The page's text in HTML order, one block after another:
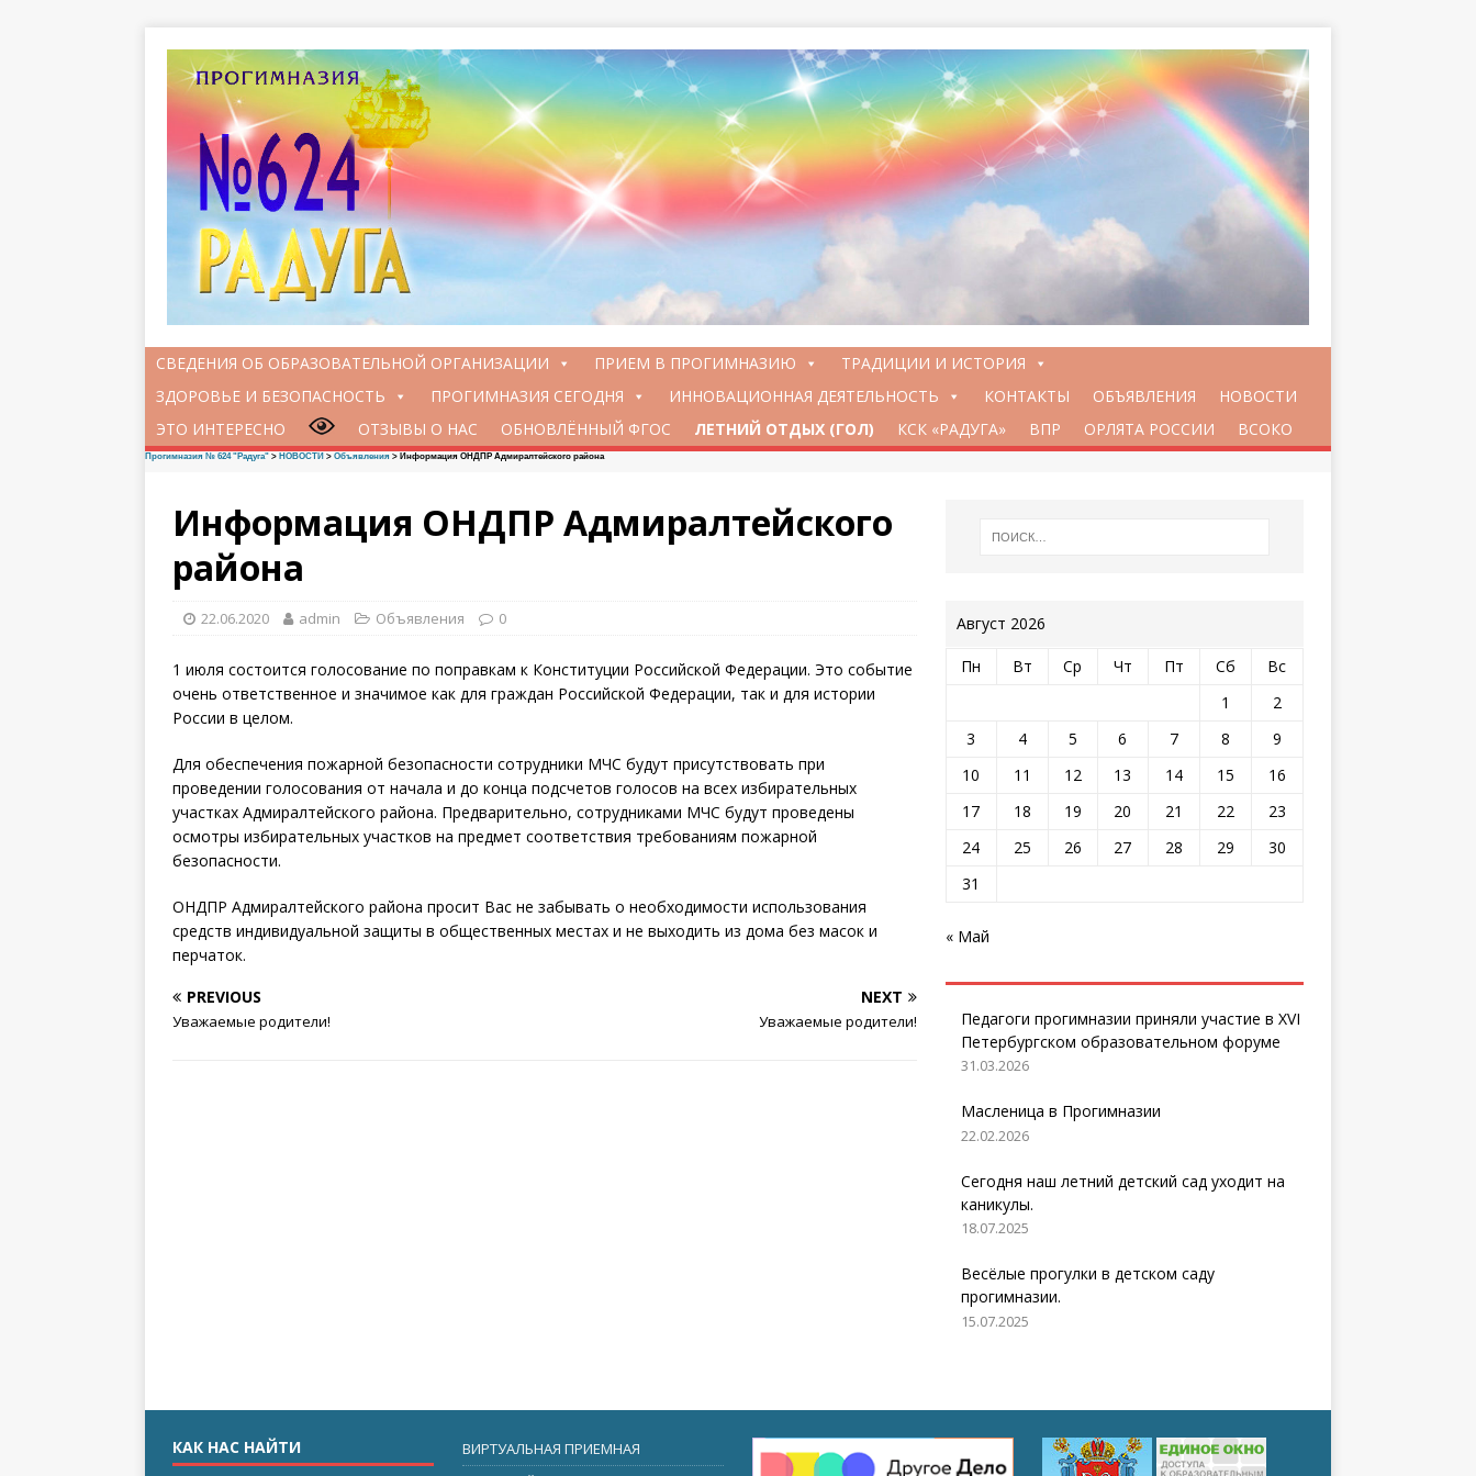
СВЕДЕНИЯ ОБ ОБРАЗОВАТЕЛЬНОЙ ОРГАНИЗАЦИИ ПРИЕМ В ПРОГИМНАЗИЮ
ТРАДИЦИИ И ИСТОРИЯ
ЗДОРОВЬЕ И БЕЗОПАСНОСТЬ
ПРОГИМНАЗИЯ СЕГОДНЯ ИННОВАЦИОННАЯ ДЕЯТЕЛЬНОСТЬ КОНТАКТЫ ОБЪЯВЛЕНИЯ
НОВОСТИ
ЭТО ИНТЕРЕСНО
ОТЗЫВЫ О НАС ОБНОВЛЁННЫЙ ФГОС ЛЕТНИЙ ОТДЫХ (ГОЛ) КСК «РАДУГА» ВПР ОРЛЯТА РОССИИ ВСОКО
Прогимназия № 624 "Радуга" > НОВОСТИ > Объявления > Информация ОНДПР Адмиралтейского района
Информация ОНДПР Адмиралтейского
района
22.06.2020 admin Объявления 0
1 июля состоится голосование по поправкам к Конституции Российской Федерации. Это событие
очень ответственное и значимое как для граждан Российской Федерации, так и для истории
России в целом.
Для обеспечения пожарной безопасности сотрудники МЧС будут присутствовать при
проведении голосования от начала и до конца подсчетов голосов на всех избирательных
участках Адмиралтейского района. Предварительно, сотрудниками МЧС будут проведены
осмотры избирательных участков на предмет соответствия требованиям пожарной
безопасности.
ОНДПР Адмиралтейского района просит Вас не забывать о необходимости использования
средств индивидуальной защиты в общественных местах и не выходить из дома без масок и
перчаток.
PREVIOUS
Уважаемые родители!
NEXT
Уважаемые родители!
Август 2026
Пн Вт Ср Чт Пт Сб
Вс
1
2
3
4 5 6 7 8
9
10
11 12 13 14 15
16
17
18 19 20 21 22
23
24
25 26 27 28 29
30
31
« Май
Педагоги прогимназии приняли участие в XVI
Петербургском образовательном форуме
31.03.2026
Масленица в Прогимназии
22.02.2026
Сегодня наш летний детский сад уходит на
каникулы.
18.07.2025
Весёлые прогулки в детском саду
прогимназии.
15.07.2025
КАК НАС НАЙТИ
ВИРТУАЛЬНАЯ ПРИЕМНАЯ